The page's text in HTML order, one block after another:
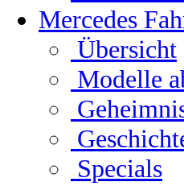
Mercedes
Übersicht
Modelle
Specials